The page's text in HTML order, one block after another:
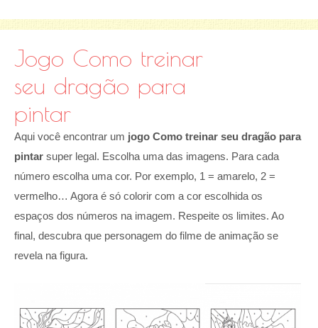
Jogo Como treinar
seu dragão para
pintar
Aqui você encontrar um jogo Como treinar seu dragão para
pintar super legal. Escolha uma das imagens. Para cada
número escolha uma cor. Por exemplo, 1 = amarelo, 2 =
vermelho… Agora é só colorir com a cor escolhida os
espaços dos números na imagem. Respeite os limites. Ao
final, descubra que personagem do filme de animação se
revela na figura.